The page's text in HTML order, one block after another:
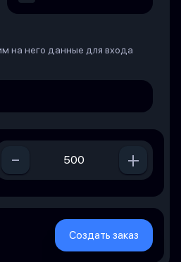
на него данные для входа
- +
Создать заказ